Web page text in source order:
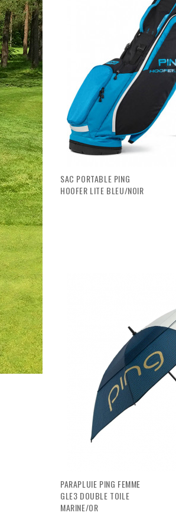
SAC PORTABLE PING
HOOFER LITE BLEU/NOIR
PARAPLUIE PING FEMME
GLE3 DOUBLE TOILE
MARINE/OR